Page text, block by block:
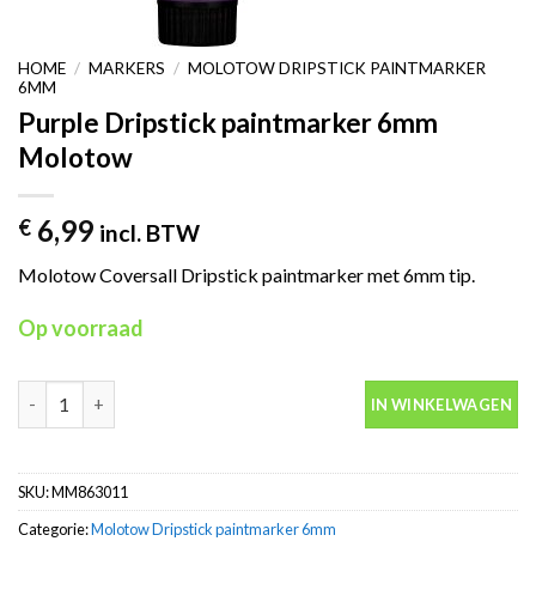
HOME / MARKERS / MOLOTOW DRIPSTICK PAINTMARKER
6MM
Purple Dripstick paintmarker 6mm
Molotow
€ 6,99 incl. BTW
Molotow Coversall Dripstick paintmarker met 6mm tip.
Op voorraad
IN WINKELWAGEN
SKU:MM863011
Categorie:Molotow Dripstick paintmarker 6mm